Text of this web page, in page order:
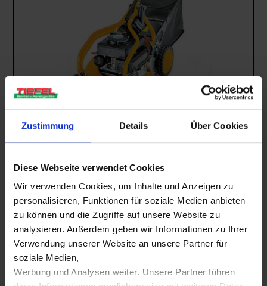
Zustimmung Details Über Cookies
Diese Webseite verwendet Cookies
Wir verwenden Cookies, um Inhalte und Anzeigen zu
personalisieren, Funktionen für soziale Medien anbieten
zu können und die Zugriffe auf unsere Website zu
analysieren. Außerdem geben wir Informationen zu Ihrer
Verwendung unserer Website an unsere Partner für
soziale Medien,
Werbung und Analysen weiter. Unsere Partner führen
Gartentechnik,Mietgeräte
Mietbar ab€40,00 inkl. 19% MwSt.
MIETBAR